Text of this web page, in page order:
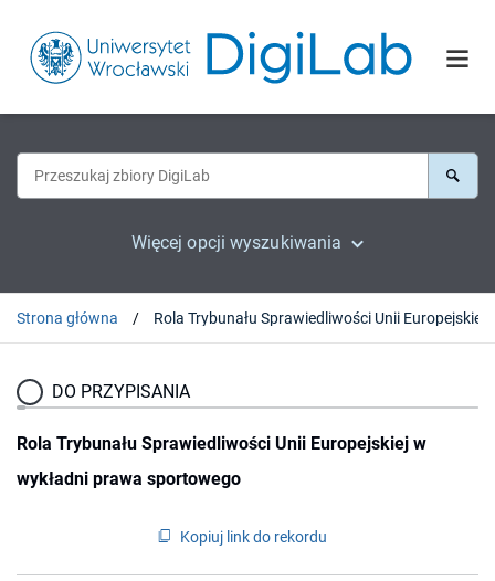
Więcej opcji wyszukiwania
Strona główna
DO PRZYPISANIA
Rola Trybunału Sprawiedliwości Unii Europejskiej w
wykładni prawa sportowego
Kopiuj link do rekordu